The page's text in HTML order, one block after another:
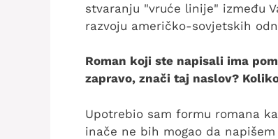
stvaranju "vruće linije" između
razvoju američko-sovjetskih
Roman koji ste napisali ima
zapravo, znači taj naslov?
Upotrebio sam formu romana
inače ne bih mogao da